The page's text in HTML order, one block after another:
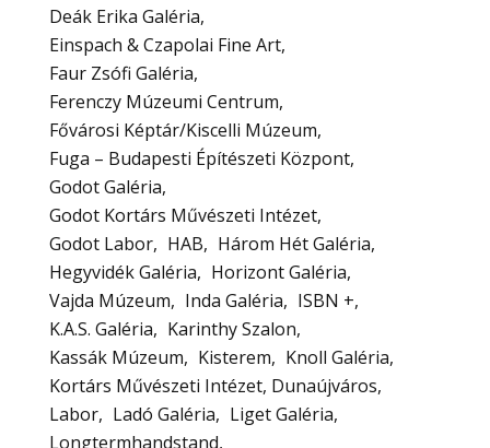
Deák Erika Galéria
Einspach & Czapolai Fine Art
Faur Zsófi Galéria
Ferenczy Múzeumi Centrum
Fővárosi Képtár/Kiscelli Múzeum
Fuga – Budapesti Építészeti Központ
Godot Galéria
Godot Kortárs Művészeti Intézet
Godot Labor
HAB
Három Hét Galéria
Hegyvidék Galéria
Horizont Galéria
Vajda Múzeum
Inda Galéria
ISBN +
K.A.S. Galéria
Karinthy Szalon
Kassák Múzeum
Kisterem
Knoll Galéria
Kortárs Művészeti Intézet, Dunaújváros
Labor
Ladó Galéria
Liget Galéria
Longtermhandstand